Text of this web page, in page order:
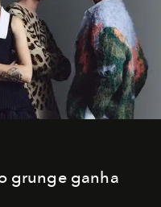
grunge ganha